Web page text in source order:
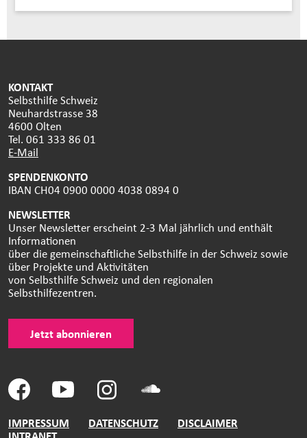
KONTAKT
Selbsthilfe Schweiz
Neuhardstrasse 38
4600 Olten
Tel. 061 333 86 01
E-Mail
SPENDENKONTO
IBAN CH04 0900 0000 4038 0894 0
NEWSLETTER
Unser Newsletter erscheint 2-3 Mal jährlich und enthält
Informationen
über die gemeinschaftliche Selbsthilfe in der Schweiz sowie
über Projekte und Aktivitäten
von Selbsthilfe Schweiz und den regionalen
Selbsthilfezentren.
Jetzt abonnieren
IMPRESSUM DATENSCHUTZ
DISCLAIMER